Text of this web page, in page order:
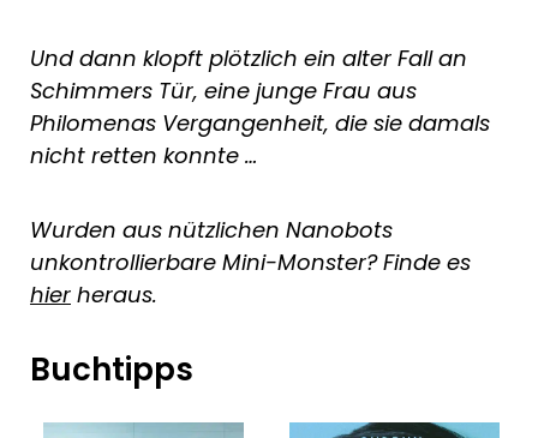
Und dann klopft plötzlich ein alter Fall an
Schimmers Tür, eine junge Frau aus
Philomenas Vergangenheit, die sie damals
nicht retten konnte …
Wurden aus nützlichen Nanobots
unkontrollierbare Mini-Monster? Finde es
hier heraus.
Buchtipps